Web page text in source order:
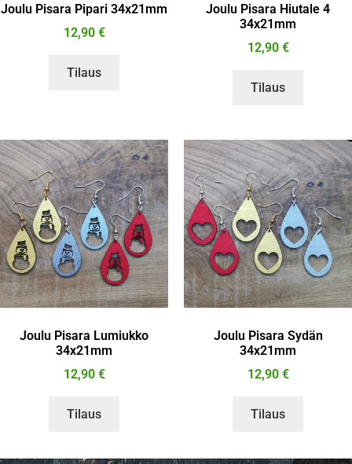
Joulu Pisara Pipari 34x21mm
12,90 €
Tilaus
Joulu Pisara Hiutale 4
34x21mm
12,90 €
Tilaus
Joulu Pisara Lumiukko
34x21mm
12,90 €
Tilaus
Joulu Pisara Sydän
34x21mm
12,90 €
Tilaus